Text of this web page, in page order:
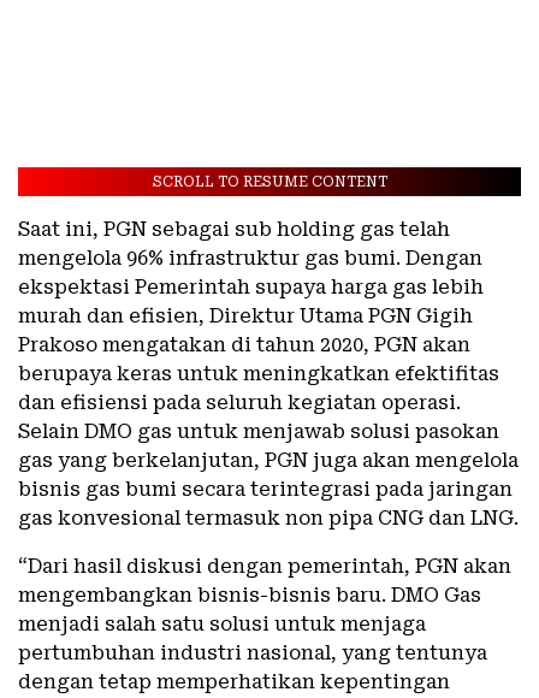
SCROLL TO RESUME CONTENT
Saat ini, PGN sebagai sub holding gas telah
mengelola 96% infrastruktur gas bumi. Dengan
ekspektasi Pemerintah supaya harga gas lebih
murah dan efisien, Direktur Utama PGN Gigih
Prakoso mengatakan di tahun 2020, PGN akan
berupaya keras untuk meningkatkan efektifitas
dan efisiensi pada seluruh kegiatan operasi.
Selain DMO gas untuk menjawab solusi pasokan
gas yang berkelanjutan, PGN juga akan mengelola
bisnis gas bumi secara terintegrasi pada jaringan
gas konvesional termasuk non pipa CNG dan LNG.
“Dari hasil diskusi dengan pemerintah, PGN akan
mengembangkan bisnis-bisnis baru. DMO Gas
menjadi salah satu solusi untuk menjaga
pertumbuhan industri nasional, yang tentunya
dengan tetap memperhatikan kepentingan